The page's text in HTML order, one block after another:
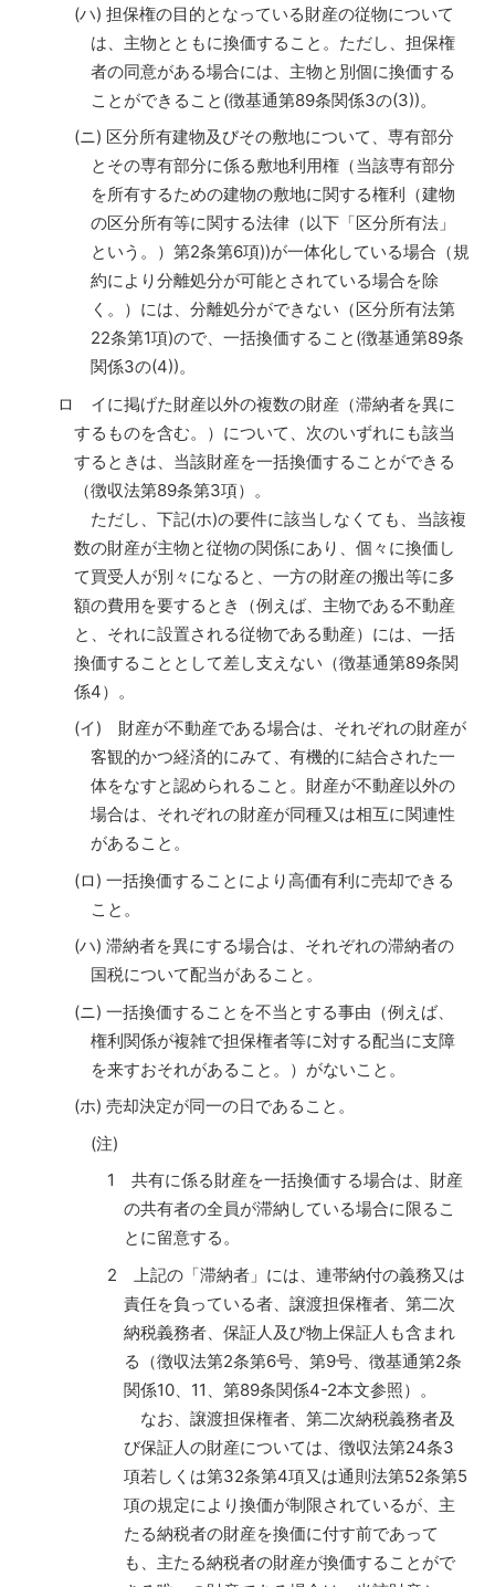
(ハ) 担保権の目的となっている財産の従物について
は、主物とともに換価すること。ただし、担保権
者の同意がある場合には、主物と別個に換価する
ことができること(徴基通第89条関係3の(3))。
(ニ) 区分所有建物及びその敷地について、専有部分
とその専有部分に係る敷地利用権（当該専有部分
を所有するための建物の敷地に関する権利（建物
の区分所有等に関する法律（以下「区分所有法」
という。）第2条第6項))が一体化している場合（規
約により分離処分が可能とされている場合を除
く。）には、分離処分ができない（区分所有法第
22条第1項)ので、一括換価すること(徴基通第89条
関係3の(4))。
ロ イに掲げた財産以外の複数の財産（滞納者を異に
するものを含む。）について、次のいずれにも該当
するときは、当該財産を一括換価することができる
（徴収法第89条第3項）。
ただし、下記(ホ)の要件に該当しなくても、当該複
数の財産が主物と従物の関係にあり、個々に換価し
て買受人が別々になると、一方の財産の搬出等に多
額の費用を要するとき（例えば、主物である不動産
と、それに設置される従物である動産）には、一括
換価することとして差し支えない（徴基通第89条関
係4）。
(イ) 財産が不動産である場合は、それぞれの財産が
客観的かつ経済的にみて、有機的に結合された一
体をなすと認められること。財産が不動産以外の
場合は、それぞれの財産が同種又は相互に関連性
があること。
(ロ) 一括換価することにより高価有利に売却できる
こと。
(ハ) 滞納者を異にする場合は、それぞれの滞納者の
国税について配当があること。
(ニ) 一括換価することを不当とする事由（例えば、
権利関係が複雑で担保権者等に対する配当に支障
を来すおそれがあること。）がないこと。
(ホ) 売却決定が同一の日であること。
(注)
1 共有に係る財産を一括換価する場合は、財産
の共有者の全員が滞納している場合に限るこ
とに留意する。
2 上記の「滞納者」には、連帯納付の義務又は
責任を負っている者、譲渡担保権者、第二次
納税義務者、保証人及び物上保証人も含まれ
る（徴収法第2条第6号、第9号、徴基通第2条
関係10、11、第89条関係4-2本文参照）。
なお、譲渡担保権者、第二次納税義務者及
び保証人の財産については、徴収法第24条3
項若しくは第32条第4項又は通則法第52条第5
項の規定により換価が制限されているが、主
たる納税者の財産を換価に付す前であって
も、主たる納税者の財産が換価することがで